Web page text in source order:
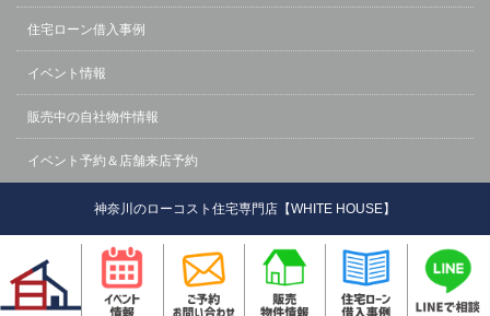
住宅ローン借入事例
イベント情報
販売中の自社物件情報
イベント予約＆店舗来店予約
神奈川のローコスト住宅専門店【WHITE HOUSE】